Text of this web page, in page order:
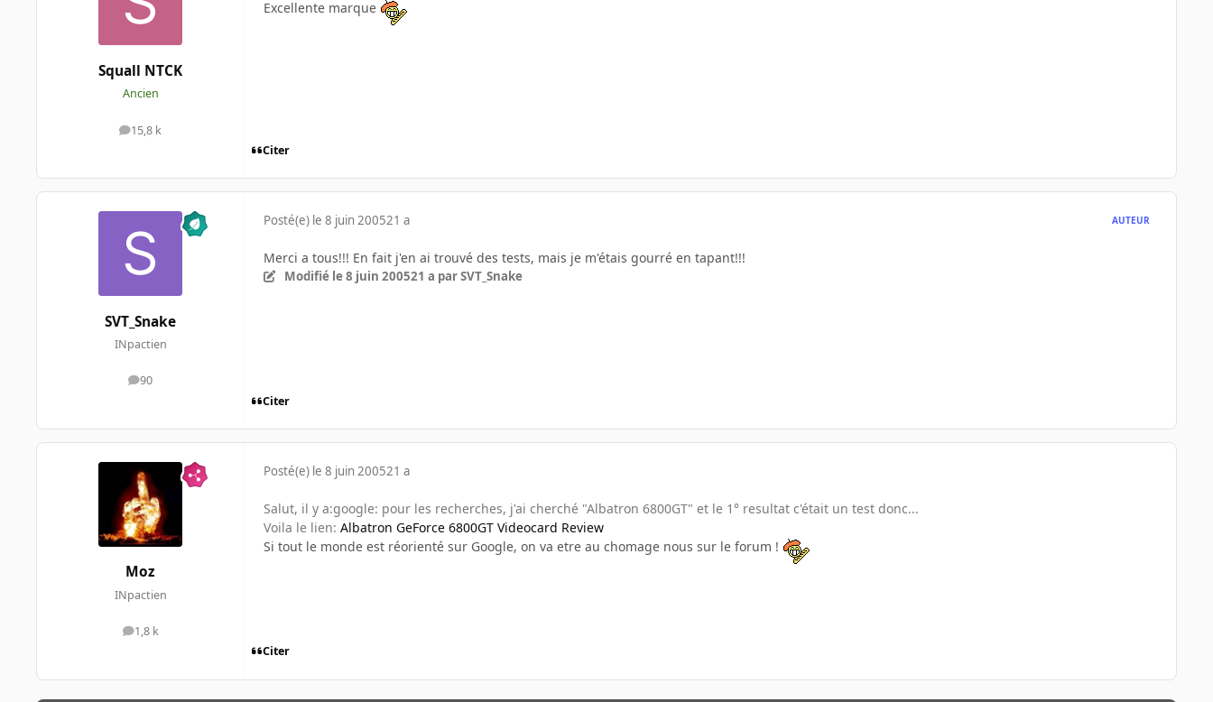
Squall NTCK
Ancien
15,8 k
messages
Excellente marque
Citer
SVT_Snake
INpactien
90
messages
Posté(e) le 8 juin 200521 a AUTEUR
Merci a tous!!! En fait j'en ai trouvé des tests, mais je m'étais gourré en tapant!!!
Modifié le 8 juin 200521 a par SVT_Snake
Citer
Moz
INpactien
1,8 k
messages
Posté(e) le 8 juin 200521 a
Salut, il y a:google: pour les recherches, j'ai cherché "Albatron 6800GT" et le 1° resultat c'était un test donc...
Voila le lien: Albatron GeForce 6800GT Videocard Review
Si tout le monde est réorienté sur Google, on va etre au chomage nous sur le forum !
Citer